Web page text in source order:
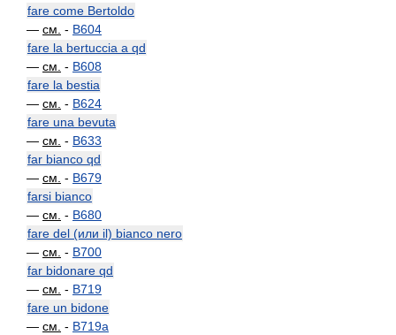
fare come Bertoldo
— см. - B604
fare la bertuccia a qd
— см. - B608
fare la bestia
— см. - B624
fare una bevuta
— см. - B633
far bianco qd
— см. - B679
farsi bianco
— см. - B680
fare del (или il) bianco nero
— см. - B700
far bidonare qd
— см. - B719
fare un bidone
— см. - B719a